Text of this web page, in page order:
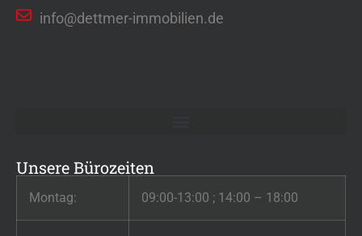
info@dettmer-immobilien.de
Unsere Bürozeiten
Montag: 09:00-13:00 ; 14:00 – 18:00